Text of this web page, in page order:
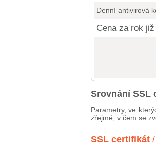
Denní antivirová
Cena za rok
Srovnání SSL
Parametry, ve
zřejmé, v čem se
SSL certifikát